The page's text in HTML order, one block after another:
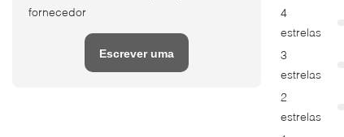
fornecedor
Escrever uma
4
estrelas
3
estrelas
2
estrelas